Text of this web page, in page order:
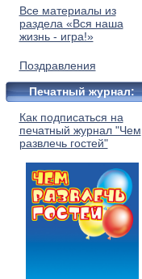
Все материалы из
раздела «Вся наша
жизнь - игра!»
Поздравления
Печатный журнал:
Как подписаться на
печатный журнал "Чем
развлечь гостей"